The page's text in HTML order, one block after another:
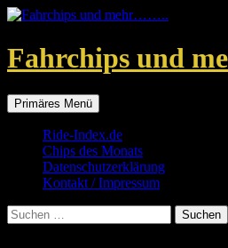
Zum
springen
Fahrchips und
Suchen
Primäres Menü
Ride-Index.de
Chips des Monats
Datenschutzerklärung
Kontakt / Impressum
Suchen
nach: